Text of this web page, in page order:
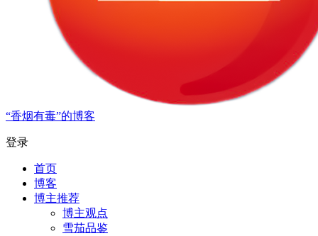
“香烟有毒”的博客
登录
首页
博客
博主推荐
博主观点
雪茄品鉴